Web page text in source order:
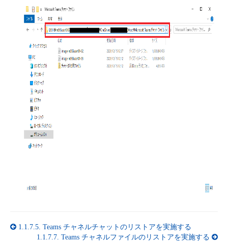
1.1.7.5. Teams チャネルチャットのリストアを実施する
1.1.7.7. Teams チャネルファイルのリストアを実施する